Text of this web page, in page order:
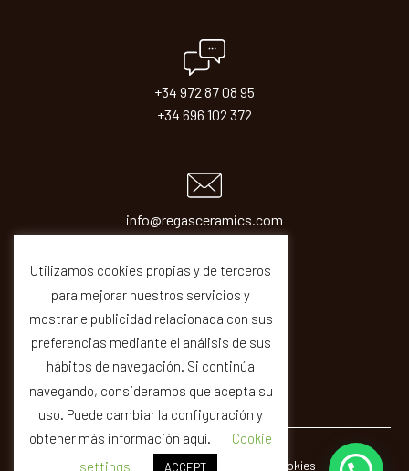
+34 972 87 08 95
+34 696 102 372
info@regasceramics.com
© REGAS · Legal Privacity Cookies Quality
Utilizamos cookies propias y de terceros
para mejorar nuestros servicios y
mostrarle publicidad relacionada con sus
preferencias mediante el análisis de sus
hábitos de navegación. Si continúa
navegando, consideramos que acepta su
uso. Puede cambiar la configuración y
obtener más información aquí.
Cookie
settings
ACCEPT